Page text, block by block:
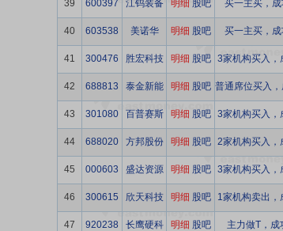
39
600397 江钨装备 明细 股吧 买一主买，
40
603538 美诺华 明细 股吧 买一主买，
41
300476 胜宏科技 明细 股吧 3家机构买入，
42
688813 泰金新能 明细 股吧 普通席位买入
43
301080 百普赛斯 明细 股吧 3家机构买入，
44
688020 方邦股份 明细 股吧 2家机构买入，
45
000603 盛达资源 明细 股吧 3家机构买入，
46
300615 欣天科技 明细 股吧 1家机构卖出
47
920238 长鹰硬科 明细 股吧 主力做T，